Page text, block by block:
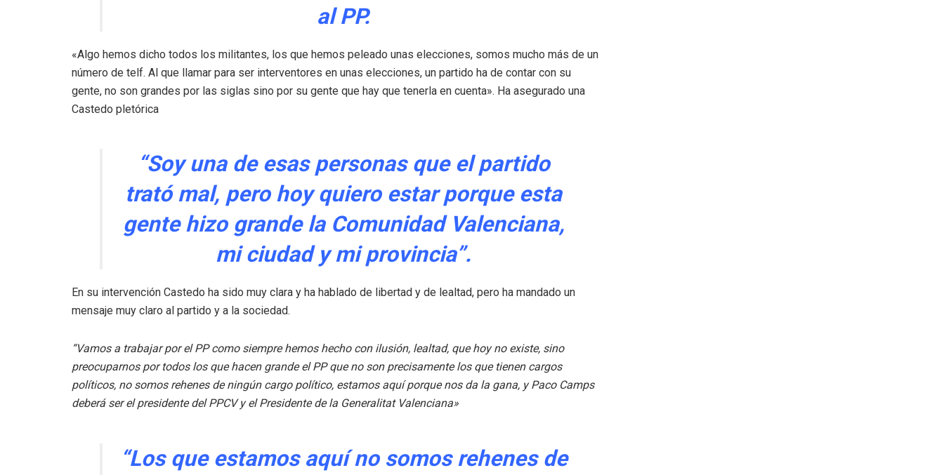
al PP.
«Algo hemos dicho todos los militantes, los que hemos peleado unas elecciones, somos mucho más de un
número de telf. Al que llamar para ser interventores en unas elecciones, un partido ha de contar con su
gente, no son grandes por las siglas sino por su gente que hay que tenerla en cuenta». Ha asegurado una
Castedo pletórica
“Soy una de esas personas que el partido
trató mal, pero hoy quiero estar porque esta
gente hizo grande la Comunidad Valenciana,
mi ciudad y mi provincia”.
En su intervención Castedo ha sido muy clara y ha hablado de libertad y de lealtad, pero ha mandado un
mensaje muy claro al partido y a la sociedad.
“Vamos a trabajar por el PP como siempre hemos hecho con ilusión, lealtad, que hoy no existe, sino
preocuparnos por todos los que hacen grande el PP que no son precisamente los que tienen cargos
políticos, no somos rehenes de ningún cargo político, estamos aquí porque nos da la gana, y Paco Camps
deberá ser el presidente del PPCV y el Presidente de la Generalitat Valenciana»
“Los que estamos aquí no somos rehenes de